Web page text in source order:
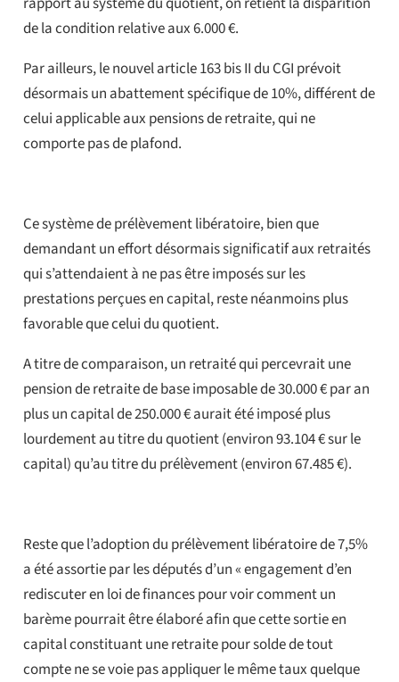
de la condition relative aux 6.000 €.
Par ailleurs, le nouvel article 163 bis II du CGI prévoit
désormais un abattement spécifique de 10%, différent de
celui applicable aux pensions de retraite, qui ne
comporte pas de plafond.
Ce système de prélèvement libératoire, bien que
demandant un effort désormais significatif aux retraités
qui s’attendaient à ne pas être imposés sur les
prestations perçues en capital, reste néanmoins plus
favorable que celui du quotient.
A titre de comparaison, un retraité qui percevrait une
pension de retraite de base imposable de 30.000 € par an
plus un capital de 250.000 € aurait été imposé plus
lourdement au titre du quotient (environ 93.104 € sur le
capital) qu’au titre du prélèvement (environ 67.485 €).
Reste que l’adoption du prélèvement libératoire de 7,5%
a été assortie par les députés d’un « engagement d’en
rediscuter en loi de finances pour voir comment un
barème pourrait être élaboré afin que cette sortie en
capital constituant une retraite pour solde de tout
compte ne se voie pas appliquer le même taux quelque